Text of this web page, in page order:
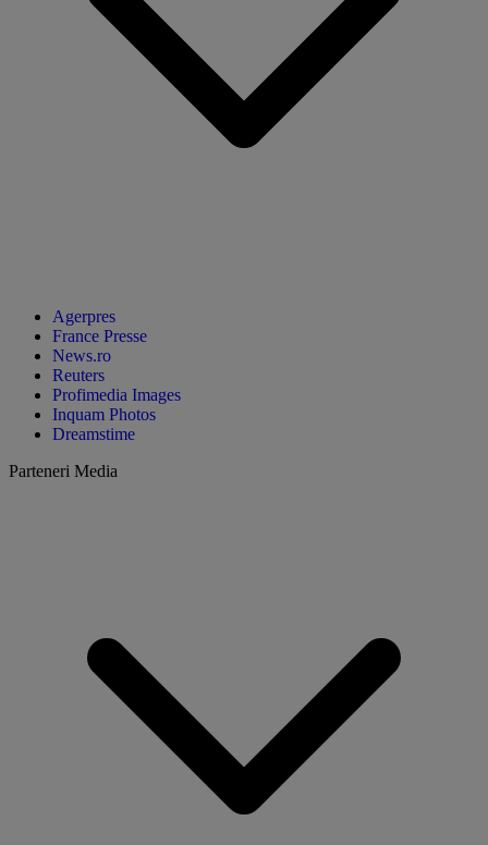
Agerpres
France Presse
News.ro
Reuters
Profimedia Images
Inquam Photos
Dreamstime
Parteneri Media